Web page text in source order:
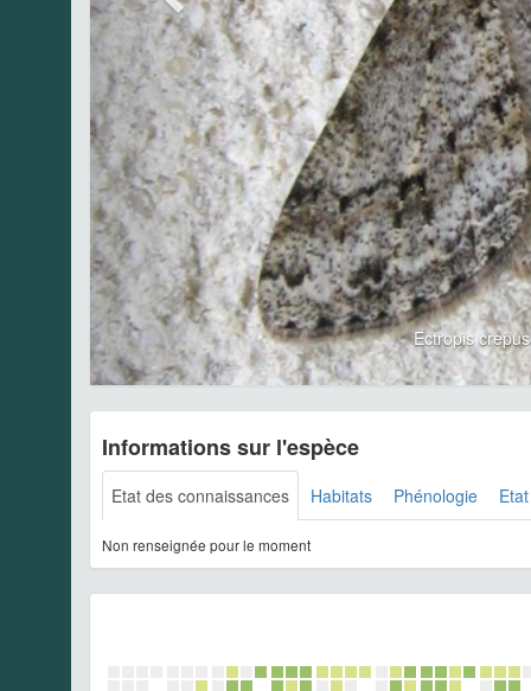
Ectropis
Informations sur l'espèce
Etat des connaissances Habitats Phénologie
Non renseignée pour le moment